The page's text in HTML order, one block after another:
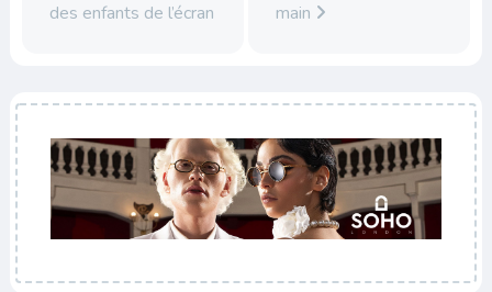
des enfants de l’écran
main